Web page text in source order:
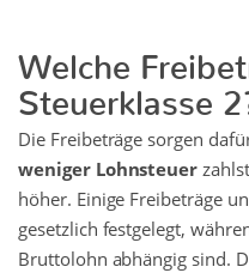
Welche
Steuerklasse
Die Freibeträge sorgen
weniger Lohnsteuer
höher. Einige Freibeträge
gesetzlich festgelegt,
Bruttolohn abhängig sind.